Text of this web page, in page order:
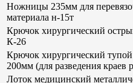
Ножницы 235мм для
материала н-15т
Крючок хирургический
К-26
Крючок хирургический
200мм (для разведения краев
Лоток медицинский